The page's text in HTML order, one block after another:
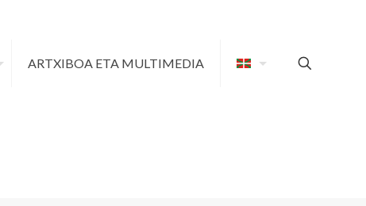
ARTXIBOA ETA MULTIMEDIA